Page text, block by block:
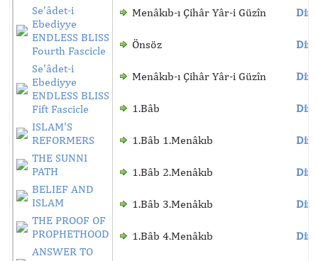
Se'âdet-i
Ebediyye
ENDLESS BLISS
Fourth Fascicle
Se'âdet-i
Ebediyye
ENDLESS BLISS
Fift Fascicle
ISLAM'S
REFORMERS
THE SUNNI
PATH
BELIEF AND
ISLAM
THE PROOF OF
PROPHETHOOD
ANSWER TO
Menâkıb-ı Çihâr Yâr-i Güzîn
Önsöz
Menâkıb-ı Çihâr Yâr-i Güzîn
1.Bâb
1.Bâb 1.Menâkıb
1.Bâb 2.Menâkıb
1.Bâb 3.Menâkıb
1.Bâb 4.Menâkıb